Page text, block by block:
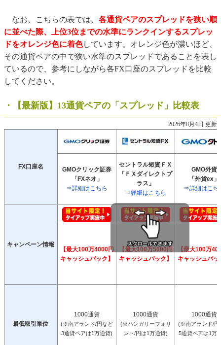
・スプレッドの単位で出てくる「銭」と「pips」の違いと
は？
・スプレッドで発生する「実際のコストと計算方法」は？
なお、こちらの表では、 各通貨ペアのスプレッドを狭い順
に並べた際、上位3位までの水準にランクインするスプレッ
ドをオレンジ色に着色しています。オレンジ色が濃いほど、
その通貨ペアの中で狭い水準のスプレッドであることを表し
ているので、参考にしながら各FX口座のスプレッドを比較
してください。
・【最新版】13通貨ペアの「スプレッド」比較表
2026年8月4日 更新
FX口座名
GMOクリック証券
「FXネオ」
⇒詳細はこちら
セントラル短資ＦＸ
「ＦＸダイレクトプ
ラス」
⇒詳細はこちら
GMO外貨
「外貨ex」
⇒詳細はこち
キャンペーン情報
【最大100万4000円
キャッシュバック】
【最大100万5000円
キャッシュバック】
【最大100万
キャッシュバッ
最低取引単位
1000通貨
(※南アランド/円など
3通貨ペアは1万通貨)
1000通貨
(※ハンガリーフォリ
ント/円は1万通貨)
1000通貨
(※南アランド/円
5通貨ペアは1万